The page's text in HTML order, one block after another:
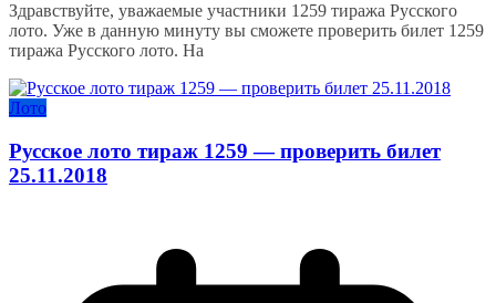
Здравствуйте, уважаемые участники 1259 тиража Русского
лото. Уже в данную минуту вы сможете проверить билет 1259
тиража Русского лото. На
Лото
Русское лото тираж 1259 — проверить билет
25.11.2018